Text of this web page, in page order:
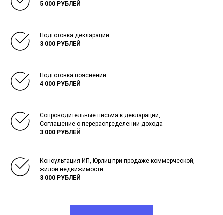
5 000 РУБЛЕЙ
Подготовка декларации
3 000 РУБЛЕЙ
Подготовка пояснений
4 000 РУБЛЕЙ
Сопроводительные письма к декларации,
Соглашение о перераспределении дохода
3 000 РУБЛЕЙ
Консультация ИП, Юрлиц при продаже коммерческой,
жилой недвижимости
3 000 РУБЛЕЙ